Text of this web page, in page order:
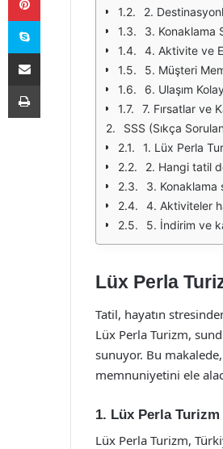
2.
3. Konaklama
4. Aktivite ve
5. Müşteri
6. Ulaşım
7. Fırsatlar ve
SSS (Sıkça
1. Lüx Perla
2. Hangi tatil
3. Konaklama
4. Aktiviteler
5. İndirim ve
Lüx Perla
Tatil, hayatın
Lüx Perla Turizm,
sunuyor. Bu
memnuniyetini ele
1. Lüx Perla
Lüx Perla Turizm,
Skype
E-Posta ile paylaş